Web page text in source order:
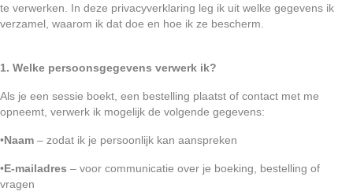
te verwerken. In deze privacyverklaring leg ik uit welke gegevens ik
verzamel, waarom ik dat doe en hoe ik ze bescherm.
1. Welke persoonsgegevens verwerk ik?
Als je een sessie boekt, een bestelling plaatst of contact met me
opneemt, verwerk ik mogelijk de volgende gegevens:
•Naam – zodat ik je persoonlijk kan aanspreken
•E-mailadres – voor communicatie over je boeking, bestelling of
vragen